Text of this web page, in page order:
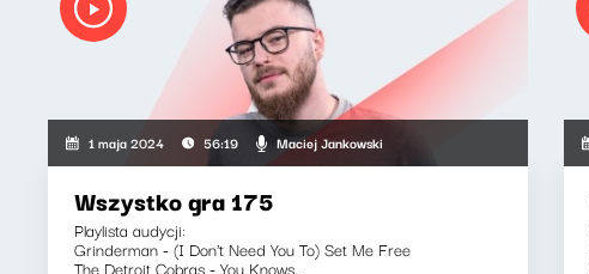
1 maja 2024 56:19 Maciej Jankowski
Wszystko gra 175
Playlista audycji:
Grinderman - (I Don't Need You To) Set Me Free
The Detroit Cobras - You Knows...